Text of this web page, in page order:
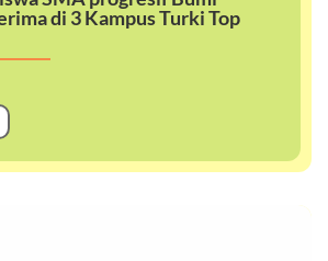
di 3 Kampus Turki Top